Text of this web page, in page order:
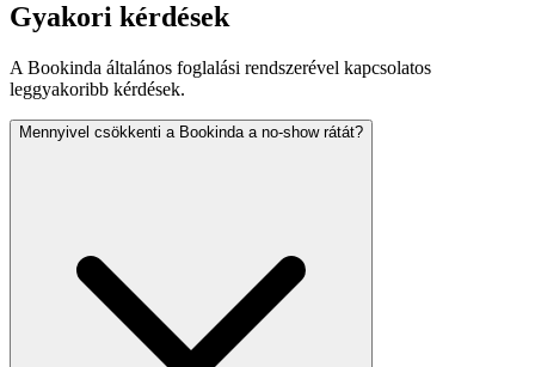
Gyakori kérdések
A Bookinda általános foglalási rendszerével kapcsolatos
leggyakoribb kérdések.
Mennyivel csökkenti a Bookinda a no-show rátát?